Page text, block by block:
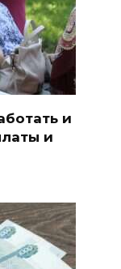
и
и